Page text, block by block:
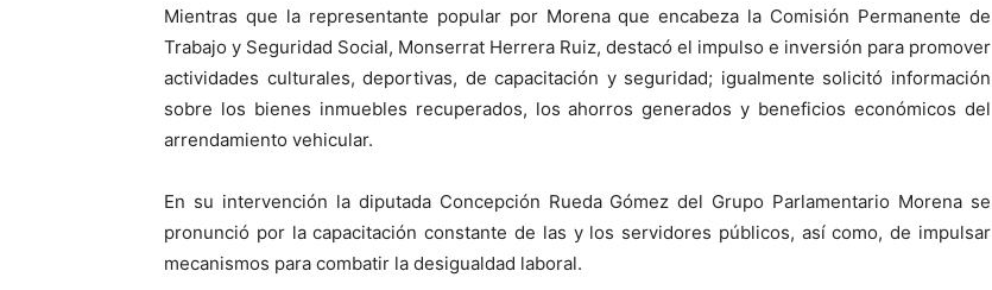
Mientras que la representante popular por Morena que encabeza la Comisión Permanente de
Trabajo y Seguridad Social, Monserrat Herrera Ruiz, destacó el impulso e inversión para promover
actividades culturales, deportivas, de capacitación y seguridad; igualmente solicitó información
sobre los bienes inmuebles recuperados, los ahorros generados y beneficios económicos del
arrendamiento vehicular.
En su intervención la diputada Concepción Rueda Gómez del Grupo Parlamentario Morena se
pronunció por la capacitación constante de las y los servidores públicos, así como, de impulsar
mecanismos para combatir la desigualdad laboral.